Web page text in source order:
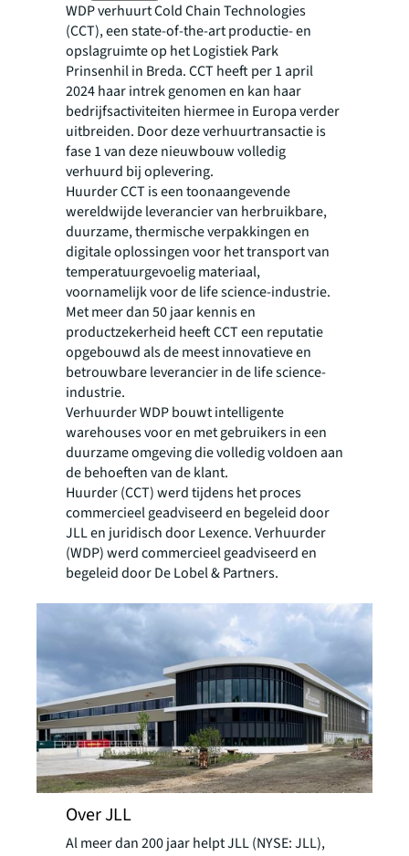
WDP verhuurt Cold Chain Technologies
(CCT), een state-of-the-art productie- en
opslagruimte op het Logistiek Park
Prinsenhil in Breda. CCT heeft per 1 april
2024 haar intrek genomen en kan haar
bedrijfsactiviteiten hiermee in Europa verder
uitbreiden. Door deze verhuurtransactie is
fase 1 van deze nieuwbouw volledig
verhuurd bij oplevering.
Huurder CCT is een toonaangevende
wereldwijde leverancier van herbruikbare,
duurzame, thermische verpakkingen en
digitale oplossingen voor het transport van
temperatuurgevoelig materiaal,
voornamelijk voor de life science-industrie.
Met meer dan 50 jaar kennis en
productzekerheid heeft CCT een reputatie
opgebouwd als de meest innovatieve en
betrouwbare leverancier in de life science-
industrie.
Verhuurder WDP bouwt intelligente
warehouses voor en met gebruikers in een
duurzame omgeving die volledig voldoen aan
de behoeften van de klant.
Huurder (CCT) werd tijdens het proces
commercieel geadviseerd en begeleid door
JLL en juridisch door Lexence. Verhuurder
(WDP) werd commercieel geadviseerd en
begeleid door De Lobel & Partners.
Over JLL
Al meer dan 200 jaar helpt JLL (NYSE: JLL),